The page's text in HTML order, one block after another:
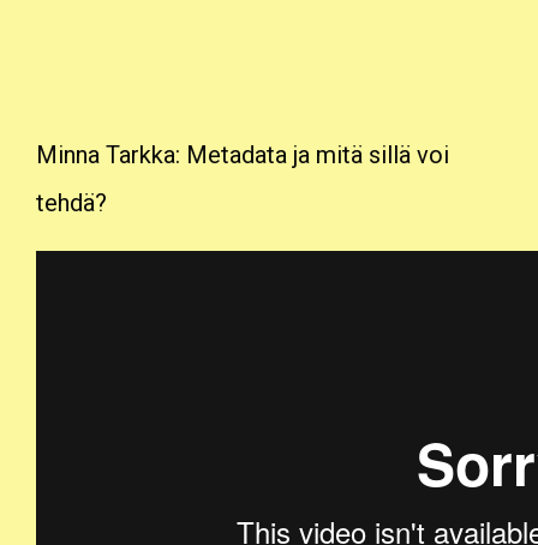
Minna Tarkka: Metadata ja mitä sillä voi
tehdä?